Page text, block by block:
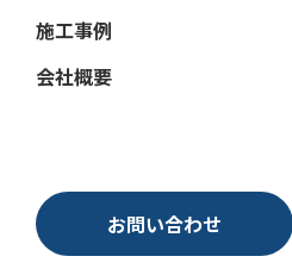
施工事例
会社概要
お問い合わせ